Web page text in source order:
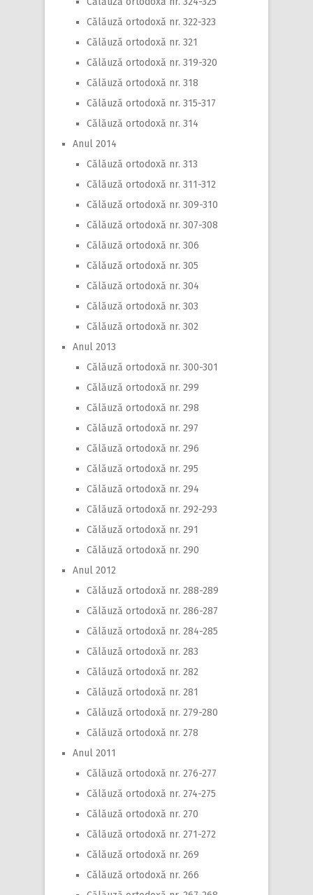
Călăuză ortodoxă nr. 322-323
Călăuză ortodoxă nr. 321
Călăuză ortodoxă nr. 319-320
Călăuză ortodoxă nr. 318
Călăuză ortodoxă nr. 315-317
Călăuză ortodoxă nr. 314
Anul 2014
Călăuză ortodoxă nr. 313
Călăuză ortodoxă nr. 311-312
Călăuză ortodoxă nr. 309-310
Călăuză ortodoxă nr. 307-308
Călăuză ortodoxă nr. 306
Călăuză ortodoxă nr. 305
Călăuză ortodoxă nr. 304
Călăuză ortodoxă nr. 303
Călăuză ortodoxă nr. 302
Anul 2013
Călăuză ortodoxă nr. 300-301
Călăuză ortodoxă nr. 299
Călăuză ortodoxă nr. 298
Călăuză ortodoxă nr. 297
Călăuză ortodoxă nr. 296
Călăuză ortodoxă nr. 295
Călăuză ortodoxă nr. 294
Călăuză ortodoxă nr. 292-293
Călăuză ortodoxă nr. 291
Călăuză ortodoxă nr. 290
Anul 2012
Călăuză ortodoxă nr. 288-289
Călăuză ortodoxă nr. 286-287
Călăuză ortodoxă nr. 284-285
Călăuză ortodoxă nr. 283
Călăuză ortodoxă nr. 282
Călăuză ortodoxă nr. 281
Călăuză ortodoxă nr. 279-280
Călăuză ortodoxă nr. 278
Anul 2011
Călăuză ortodoxă nr. 276-277
Călăuză ortodoxă nr. 274-275
Călăuză ortodoxă nr. 270
Călăuză ortodoxă nr. 271-272
Călăuză ortodoxă nr. 269
Călăuză ortodoxă nr. 266